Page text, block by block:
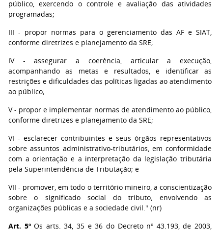
público, exercendo o controle e avaliação das atividades
programadas;
III - propor normas para o gerenciamento das AF e SIAT,
conforme diretrizes e planejamento da SRE;
IV - assegurar a coerência, articular a execução,
acompanhando as metas e resultados, e identificar as
restrições e dificuldades das políticas ligadas ao atendimento
ao público;
V - propor e implementar normas de atendimento ao público,
conforme diretrizes e planejamento da SRE;
VI - esclarecer contribuintes e seus órgãos representativos
sobre assuntos administrativo-tributários, em conformidade
com a orientação e a interpretação da legislação tributária
pela Superintendência de Tributação; e
VII - promover, em todo o território mineiro, a conscientização
sobre o significado social do tributo, envolvendo as
organizações públicas e a sociedade civil." (nr)
Art. 5ºOs arts. 34, 35 e 36 do Decreto nº 43.193, de 2003,